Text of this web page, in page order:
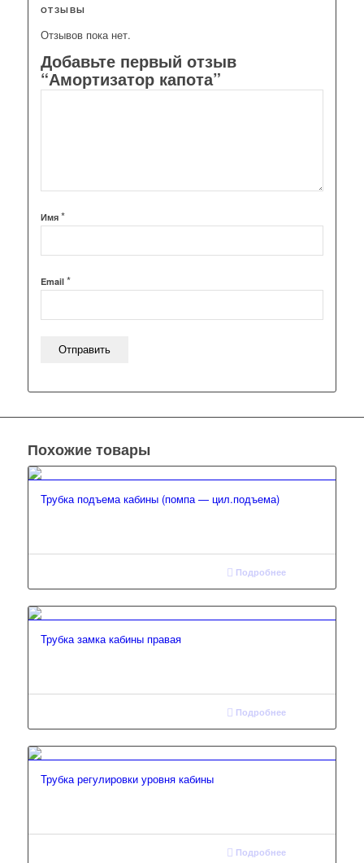
ОТЗЫВЫ
Отзывов пока нет.
Добавьте первый отзыв
“Амортизатор капота”
Имя *
Email *
Похожие товары
Трубка подъема кабины (помпа — цил.подъема)
Подробнее
Трубка замка кабины правая
Подробнее
Трубка регулировки уровня кабины
Подробнее